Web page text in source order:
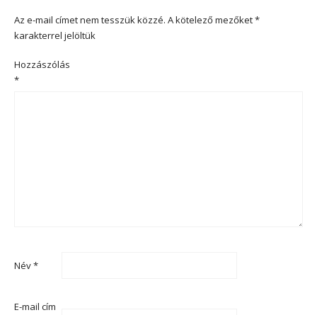
Az e-mail címet nem tesszük közzé. A kötelező mezőket*
karakterrel jelöltük
Hozzászólás
*
Név*
E-mail cím